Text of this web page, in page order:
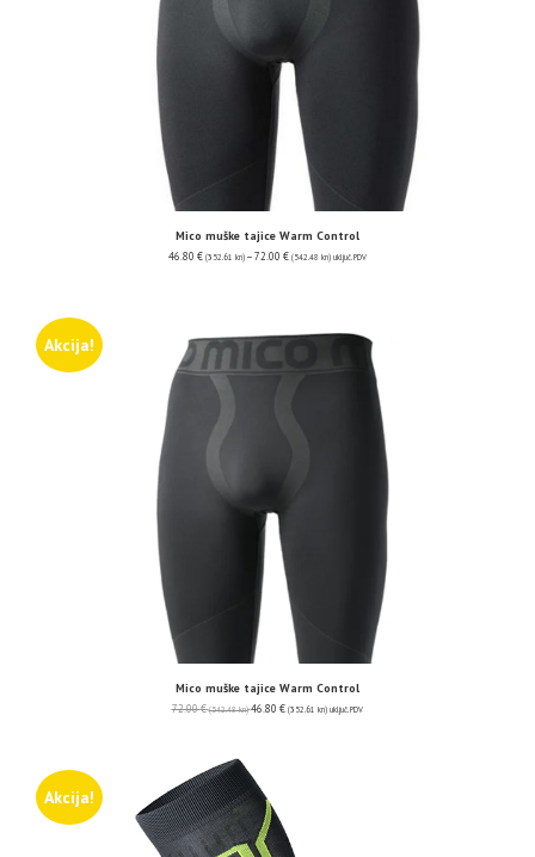
Mico muške tajice Warm Control
46.80 € (352.61 kn) –72.00 € (542.48 kn) uključ. PDV
Akcija!
Mico muške tajice Warm Control
72.00€ (542.48 kn) 46.80 € (352.61 kn) uključ. PDV
Akcija!